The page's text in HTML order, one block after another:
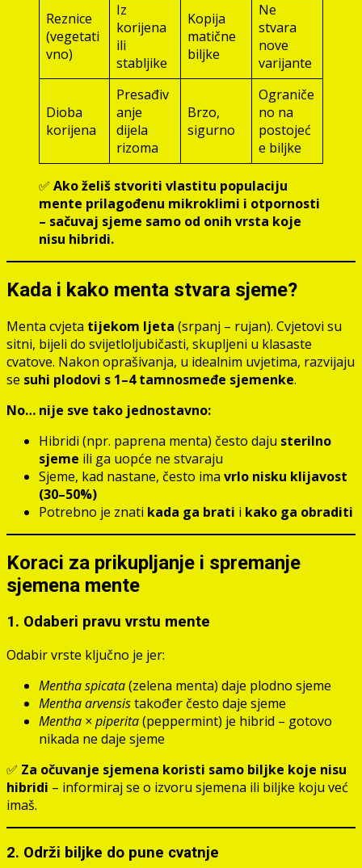
Reznice
(vegetati
vno)
Iz
korijena
ili
stabljike
Kopija
matične
biljke
Ne
stvara
nove
varijante
Dioba
korijena
Presađiv
anje
dijela
rizoma
Brzo,
sigurno
Ograniče
no na
postojeć
e biljke
✅ Ako želiš stvoriti vlastitu populaciju
mente prilagođenu mikroklimi i otpornosti
– sačuvaj sjeme samo od onih vrsta koje
nisu hibridi.
Kada i kako menta stvara sjeme?
Menta cvjeta tijekom ljeta (srpanj – rujan). Cvjetovi su
sitni, bijeli do svijetloljubičasti, skupljeni u klasaste
cvatove. Nakon oprašivanja, u idealnim uvjetima, razvijaju
se suhi plodovi s 1–4 tamnosmeđe sjemenke.
No… nije sve tako jednostavno:
Hibridi (npr. paprena menta) često daju sterilno
sjeme ili ga uopće ne stvaraju
Sjeme, kad nastane, često ima vrlo nisku klijavost
(30–50%)
Potrebno je znati kada ga brati i kako ga obraditi
Koraci za prikupljanje i spremanje
sjemena mente
1. Odaberi pravu vrstu mente
Odabir vrste ključno je jer:
Mentha spicata(zelena menta) daje plodno sjeme
Mentha arvensistakođer često daje sjeme
Mentha × piperita(peppermint) je hibrid – gotovo
nikada ne daje sjeme
✅ Za očuvanje sjemena koristi samo biljke koje nisu
hibridi – informiraj se o izvoru sjemena ili biljke koju već
imaš.
2. Održi biljke do pune cvatnje